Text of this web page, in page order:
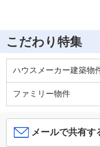
こだわり特集
ハウスメーカー建築物
ファミリー物件
メールで共有す